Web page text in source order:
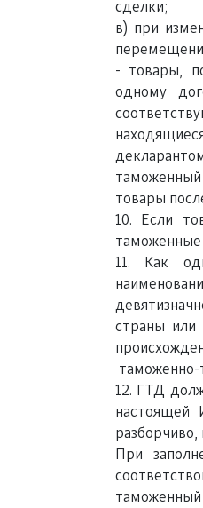
сделки;
в) при
- товары,
одному
товары
10. Если
11. Как
страны или
таможенно-
12. ГТД
настоящей
При
таможенный